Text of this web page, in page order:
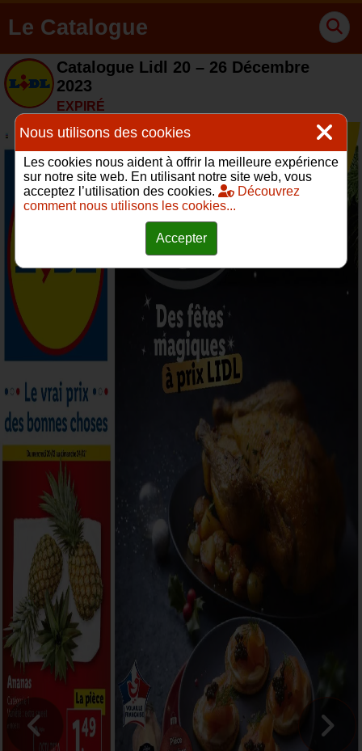
Le Catalogue
Catalogue Lidl 20 – 26 Décembre
2023
EXPIRÉ
Nous utilisons des cookies
Les cookies nous aident à offrir la meilleure expérience
sur notre site web. En utilisant notre site web, vous
acceptez l’utilisation des cookies.
Découvrez
comment nous utilisons les cookies...
Accepter